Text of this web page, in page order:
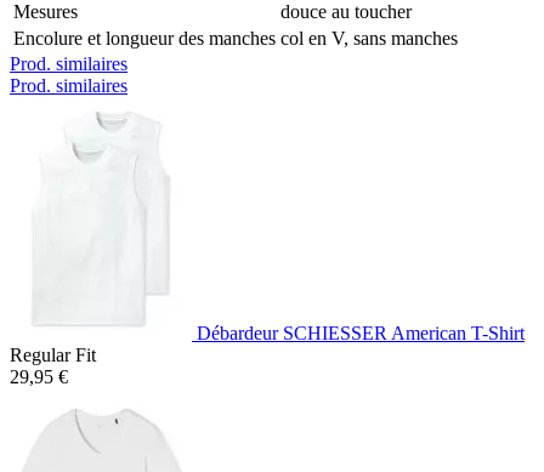
Mesures
douce au toucher
Encolure et longueur des manches col en V, sans manches
Prod. similaires
Prod. similaires
Débardeur SCHIESSER American T-Shirt
Regular Fit
29,95 €